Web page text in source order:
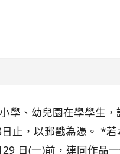
、幼兒園在學學生，
止，以郵戳為憑。 *
日(一)前，連同作品